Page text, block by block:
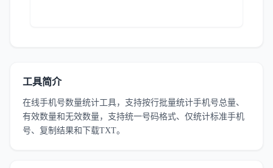
工具简介
在线手机号数量统计工具，支持按行批量统计手机号总量、
有效数量和无效数量，支持统一号码格式、仅统计标准手机
号、复制结果和下载TXT。